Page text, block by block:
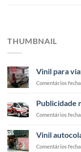
THUMBNAIL
Vinil para
Comentários
Publicidade
Comentários
Vinil
Comentários